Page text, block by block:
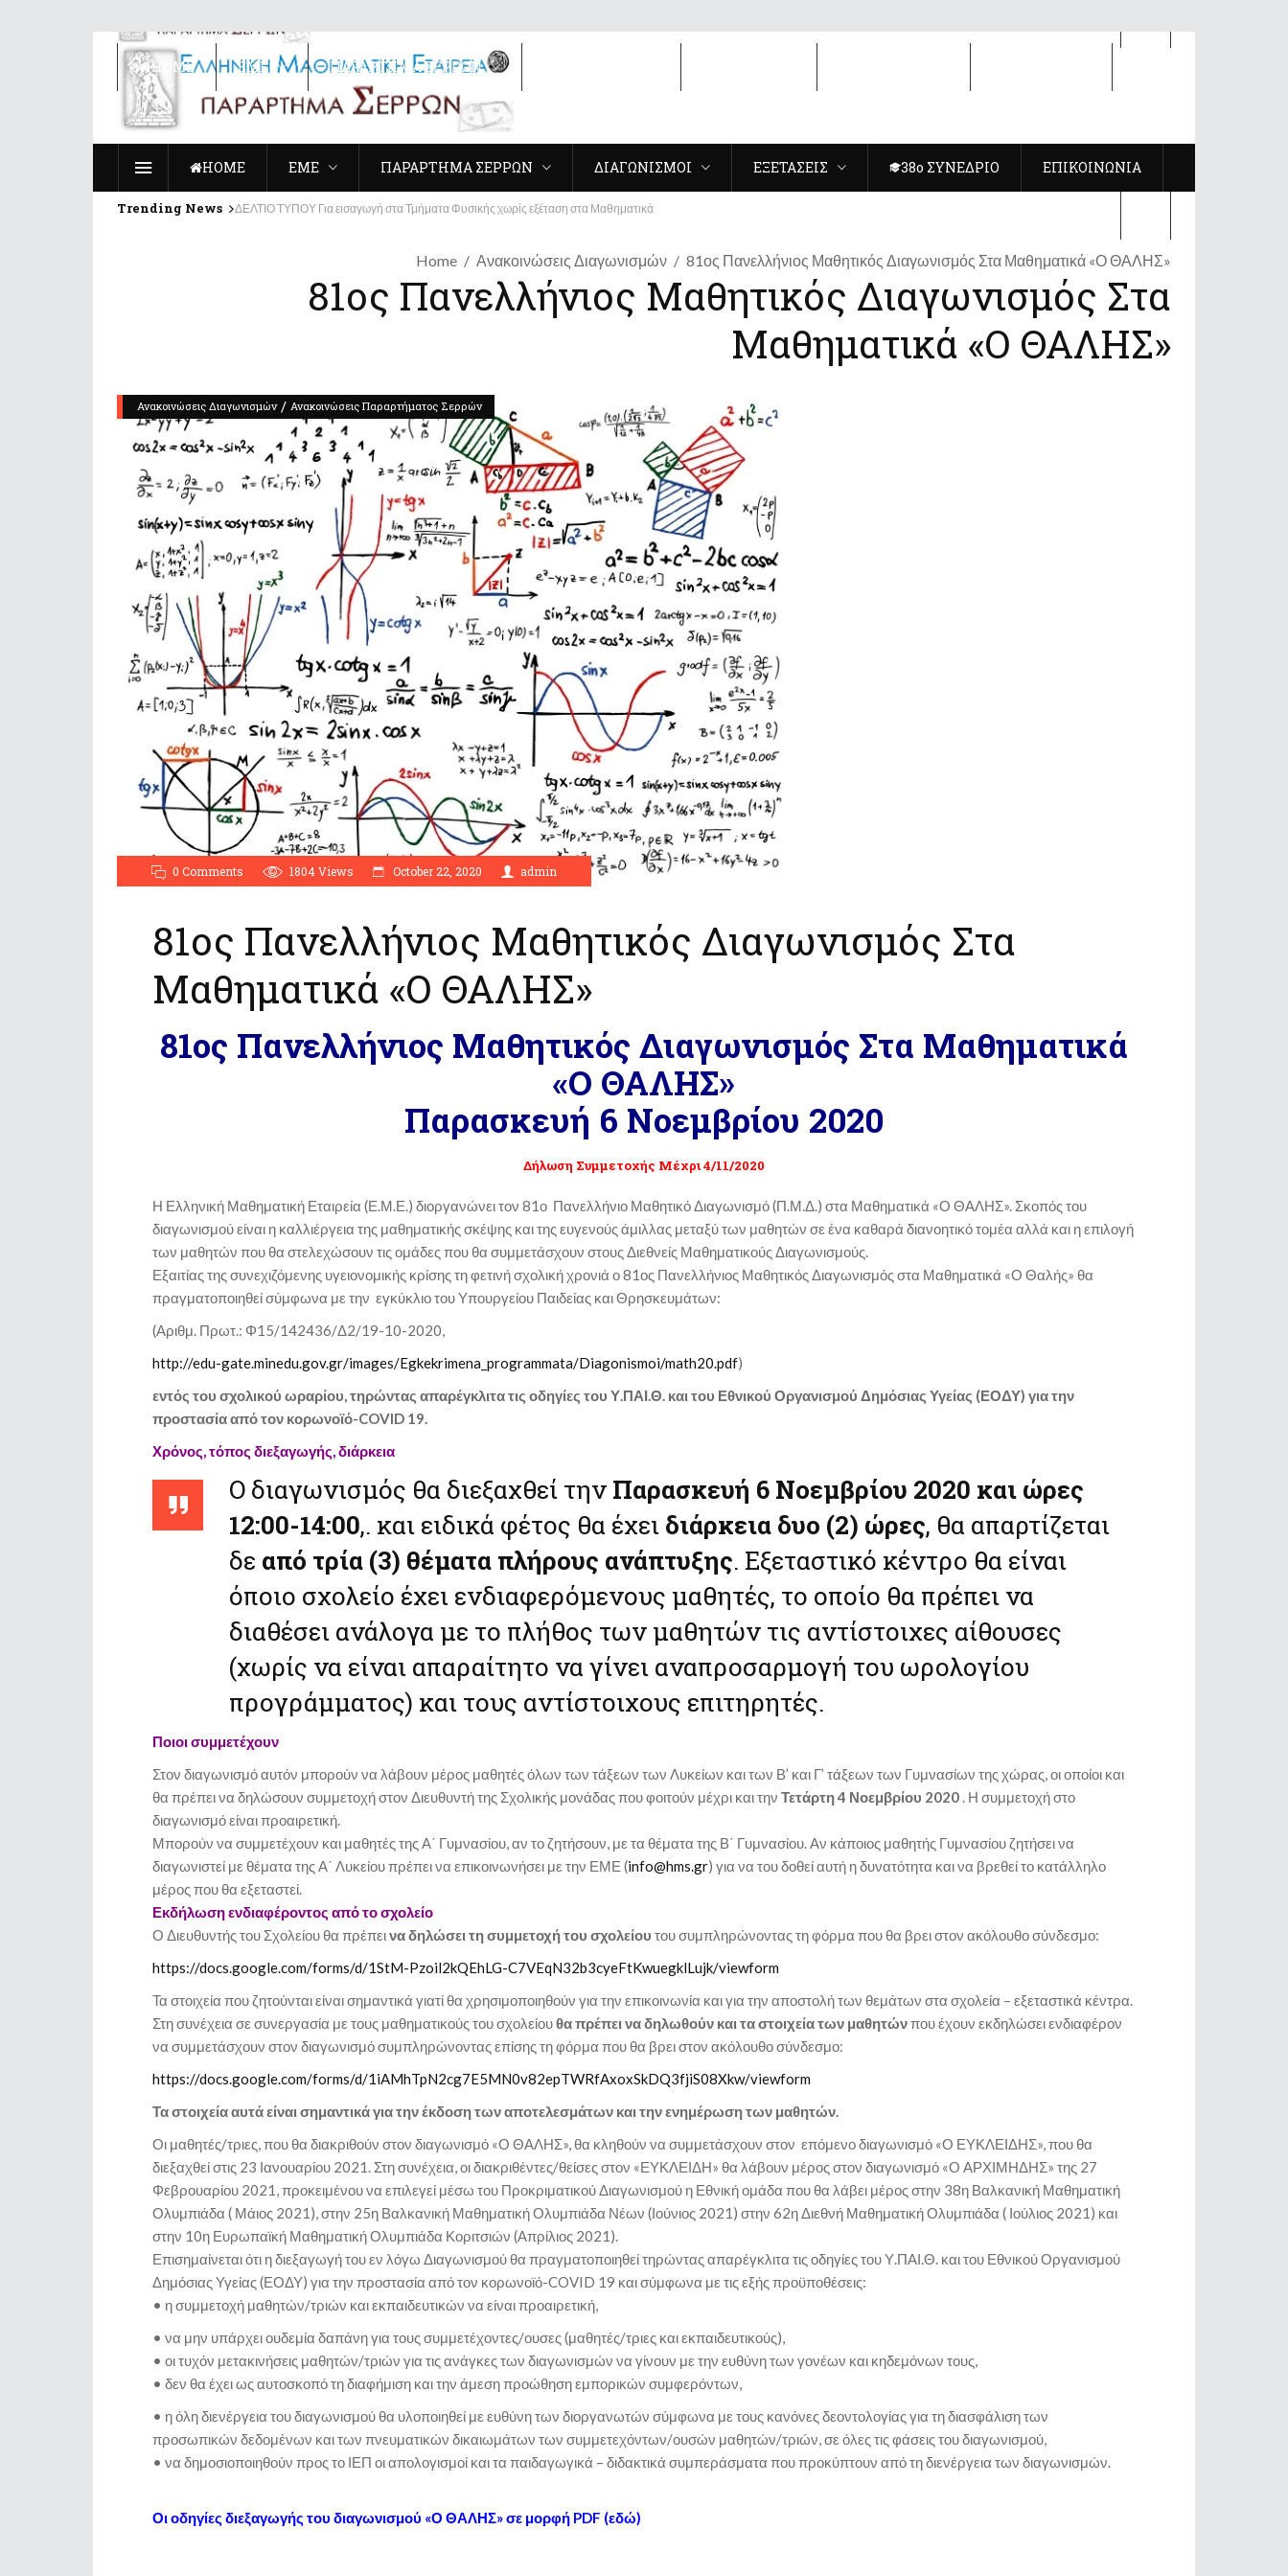
ΗΟΜΕ ΕΜΕ ΠΑΡΑΡΤΗΜΑ ΣΕΡΡΩΝ ΔΙΑΓΩΝΙΣΜΟΙ ΕΞΕΤΑΣΕΙΣ 38ο ΣΥΝΕΔΡΙΟ ΕΠΙΚΟΙΝΩΝΙΑ
ΗΟΜΕ ΕΜΕ ΠΑΡΑΡΤΗΜΑ ΣΕΡΡΩΝ
Trending News ΔΕΛΤΙΟ ΤΥΠΟΥ Για εισαγωγή στα Τμήματα Φυσικής χωρίς εξέταση στα Μαθηματικά
Home Ανακοινώσεις Διαγωνισμών 81ος Πανελλήνιος Μαθητικός Διαγωνισμός Στα Μαθηματικά «Ο ΘΑΛΗΣ»
81ος Πανελλήνιος Μαθητικός Διαγωνισμός Στα
Μαθηματικά «Ο ΘΑΛΗΣ»
Ανακοινώσεις Διαγωνισμών/ Ανακοινώσεις Παραρτήματος Σερρών
0 Comments 1804Views October 22, 2020 admin
81ος Πανελλήνιος Μαθητικός Διαγωνισμός Στα
Μαθηματικά «Ο ΘΑΛΗΣ»
81ος Πανελλήνιος Μαθητικός Διαγωνισμός Στα Μαθηματικά
«Ο ΘΑΛΗΣ»
Παρασκευή 6 Νοεμβρίου 2020
Δήλωση Συμμετοχής Μέχρι 4/11/2020
Η Ελληνική Μαθηματική Εταιρεία (Ε.Μ.Ε.) διοργανώνει τον 81ο Πανελλήνιο Μαθητικό Διαγωνισμό (Π.Μ.Δ.) στα Μαθηματικά «Ο ΘΑΛΗΣ». Σκοπός του
διαγωνισμού είναι η καλλιέργεια της μαθηματικής σκέψης και της ευγενούς άμιλλας μεταξύ των μαθητών σε ένα καθαρά διανοητικό τομέα αλλά και η επιλογή
των μαθητών που θα στελεχώσουν τις ομάδες που θα συμμετάσχουν στους Διεθνείς Μαθηματικούς Διαγωνισμούς.
Εξαιτίας της συνεχιζόμενης υγειονομικής κρίσης τη φετινή σχολική χρονιά ο 81ος Πανελλήνιος Μαθητικός Διαγωνισμός στα Μαθηματικά «Ο Θαλής» θα
πραγματοποιηθεί σύμφωνα με την εγκύκλιο του Υπουργείου Παιδείας και Θρησκευμάτων:
(Αριθμ. Πρωτ.: Φ15/142436/Δ2/19-10-2020,
http://edu-gate.minedu.gov.gr/images/Egkekrimena_programmata/Diagonismoi/math20.pdf)
εντός του σχολικού ωραρίου, τηρώντας απαρέγκλιτα τις οδηγίες του Υ.ΠΑΙ.Θ. και του Εθνικού Οργανισμού Δημόσιας Υγείας (ΕΟΔΥ) για την
προστασία από τον κορωνοϊό-COVID 19.
Χρόνος, τόπος διεξαγωγής, διάρκεια
Ο διαγωνισμός θα διεξαχθεί την Παρασκευή 6 Νοεμβρίου 2020 και ώρες
12:00-14:00,. και ειδικά φέτος θα έχει διάρκεια δυο (2) ώρες, θα απαρτίζεται
δε από τρία (3) θέματα πλήρους ανάπτυξης. Εξεταστικό κέντρο θα είναι
όποιο σχολείο έχει ενδιαφερόμενους μαθητές, το οποίο θα πρέπει να
διαθέσει ανάλογα με το πλήθος των μαθητών τις αντίστοιχες αίθουσες
(χωρίς να είναι απαραίτητο να γίνει αναπροσαρμογή του ωρολογίου
προγράμματος) και τους αντίστοιχους επιτηρητές.
Ποιοι συμμετέχουν
Στον διαγωνισμό αυτόν μπορούν να λάβουν μέρος μαθητές όλων των τάξεων των Λυκείων και των Β’ και Γ’ τάξεων των Γυμνασίων της χώρας, οι οποίοι και
θα πρέπει να δηλώσουν συμμετοχή στον Διευθυντή της Σχολικής μονάδας που φοιτούν μέχρι και την Τετάρτη 4 Νοεμβρίου 2020. Η συμμετοχή στο
διαγωνισμό είναι προαιρετική.
Μπορούν να συμμετέχουν και μαθητές της Α΄ Γυμνασίου, αν το ζητήσουν, με τα θέματα της Β΄ Γυμνασίου. Αν κάποιος μαθητής Γυμνασίου ζητήσει να
διαγωνιστεί με θέματα της Α΄ Λυκείου πρέπει να επικοινωνήσει με την ΕΜΕ (info@hms.gr) για να του δοθεί αυτή η δυνατότητα και να βρεθεί το κατάλληλο
μέρος που θα εξεταστεί.
Εκδήλωση ενδιαφέροντος από το σχολείο
Ο Διευθυντής του Σχολείου θα πρέπεινα δηλώσει τη συμμετοχή του σχολείου του συμπληρώνοντας τη φόρμα που θα βρει στον ακόλουθο σύνδεσμο:
https://docs.google.com/forms/d/1StM-Pzoil2kQEhLG-C7VEqN32b3cyeFtKwuegklLujk/viewform
Τα στοιχεία που ζητούνται είναι σημαντικά γιατί θα χρησιμοποιηθούν για την επικοινωνία και για την αποστολή των θεμάτων στα σχολεία – εξεταστικά κέντρα.
Στη συνέχεια σε συνεργασία με τους μαθηματικούς του σχολείουθα πρέπει να δηλωθούν και τα στοιχεία των μαθητώνπου έχουν εκδηλώσει ενδιαφέρον
να συμμετάσχουν στον διαγωνισμό συμπληρώνοντας επίσης τη φόρμα που θα βρει στον ακόλουθο σύνδεσμο:
https://docs.google.com/forms/d/1iAMhTpN2cg7E5MN0v82epTWRfAxoxSkDQ3fjiS08Xkw/viewform
Τα στοιχεία αυτά είναι σημαντικά για την έκδοση των αποτελεσμάτων και την ενημέρωση των μαθητών.
Οι μαθητές/τριες, που θα διακριθούν στον διαγωνισμό «Ο ΘΑΛΗΣ», θα κληθούν να συμμετάσχουν στον επόμενο διαγωνισμό «Ο ΕΥΚΛΕΙΔΗΣ», που θα
διεξαχθεί στις 23 Ιανουαρίου 2021. Στη συνέχεια, οι διακριθέντες/θείσες στον «ΕΥΚΛΕΙΔΗ» θα λάβουν μέρος στον διαγωνισμό «Ο ΑΡΧΙΜΗΔΗΣ» της 27
Φεβρουαρίου 2021, προκειμένου να επιλεγεί μέσω του Προκριματικού Διαγωνισμού η Εθνική ομάδα που θα λάβει μέρος στην 38η Βαλκανική Μαθηματική
Ολυμπιάδα ( Μάιος 2021), στην 25η Βαλκανική Μαθηματική Ολυμπιάδα Νέων (Ιούνιος 2021) στην 62η Διεθνή Μαθηματική Ολυμπιάδα ( Ιούλιος 2021) και
στην 10η Ευρωπαϊκή Μαθηματική Ολυμπιάδα Κοριτσιών (Απρίλιος 2021).
Επισημαίνεται ότι η διεξαγωγή του εν λόγω Διαγωνισμού θα πραγματοποιηθεί τηρώντας απαρέγκλιτα τις οδηγίες του Υ.ΠΑΙ.Θ. και του Εθνικού Οργανισμού
Δημόσιας Υγείας (ΕΟΔΥ) για την προστασία από τον κορωνοϊό-COVID 19 και σύμφωνα με τις εξής προϋποθέσεις:
• η συμμετοχή μαθητών/τριών και εκπαιδευτικών να είναι προαιρετική,
• να μην υπάρχει ουδεμία δαπάνη για τους συμμετέχοντες/ουσες (μαθητές/τριες και εκπαιδευτικούς),
• οι τυχόν μετακινήσεις μαθητών/τριών για τις ανάγκες των διαγωνισμών να γίνουν με την ευθύνη των γονέων και κηδεμόνων τους,
• δεν θα έχει ως αυτοσκοπό τη διαφήμιση και την άμεση προώθηση εμπορικών συμφερόντων,
• η όλη διενέργεια του διαγωνισμού θα υλοποιηθεί με ευθύνη των διοργανωτών σύμφωνα με τους κανόνες δεοντολογίας για τη διασφάλιση των
προσωπικών δεδομένων και των πνευματικών δικαιωμάτων των συμμετεχόντων/ουσών μαθητών/τριών, σε όλες τις φάσεις του διαγωνισμού,
• να δημοσιοποιηθούν προς το ΙΕΠ οι απολογισμοί και τα παιδαγωγικά – διδακτικά συμπεράσματα που προκύπτουν από τη διενέργεια των διαγωνισμών.
Οι οδηγίες διεξαγωγής του διαγωνισμού «Ο ΘΑΛΗΣ» σε μορφή PDF (εδώ)